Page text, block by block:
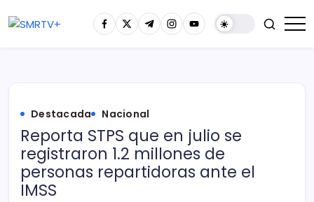
Destacada Nacional
Reporta STPS que en julio se
registraron 1.2 millones de
personas repartidoras ante el
IMSS